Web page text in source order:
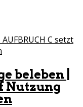
beleben |
Nutzung